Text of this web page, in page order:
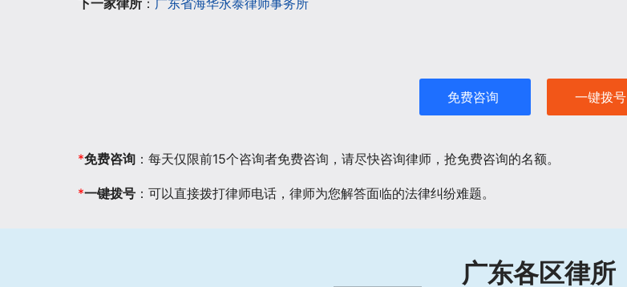
免费咨询 一键拨号
*免费咨询 ：每天仅限前15个咨询者免费咨询，请尽快咨询律师，抢免费咨询的名额。
*一键拨号 ：可以直接拨打律师电话，律师为您解答面临的法律纠纷难题。
广东各区律所